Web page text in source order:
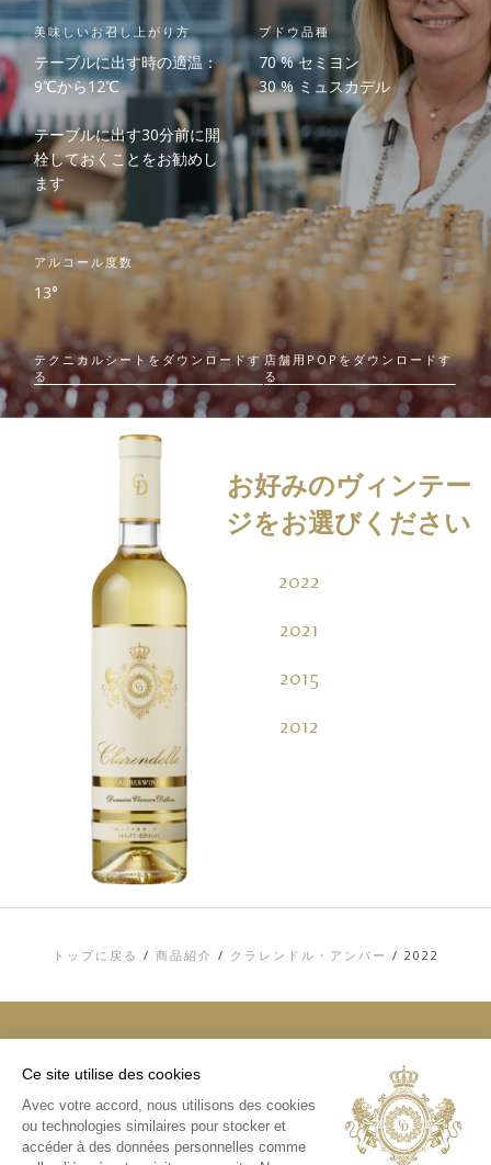
美味しいお召し上がり方
テーブルに出す時の適温：
9℃から12℃
テーブルに出す30分前に開
栓しておくことをお勧めし
ます
ブドウ品種
70 % セミヨン
30 % ミュスカデル
アルコール度数
13°
テクニカルシートをダウンロードす
る
店舗用POPをダウンロードす
る
お好みのヴィンテー
ジをお選びください
2022
2021
2015
2012
トップに戻る / 商品紹介 / クラレンドル・アンバー / 2022
お問い合わせ
利用規約
個人情報およびCOOKIE（クッキー）に関す
る方針
トップ
Ce site utilise des cookies
Avec votre accord, nous utilisons des cookies
ou technologies similaires pour stocker et
accéder à des données personnelles comme